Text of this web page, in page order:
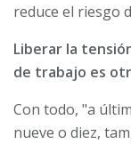
reduce el riesgo
Liberar la
de trabajo es
Con todo, "a
nueve o diez,